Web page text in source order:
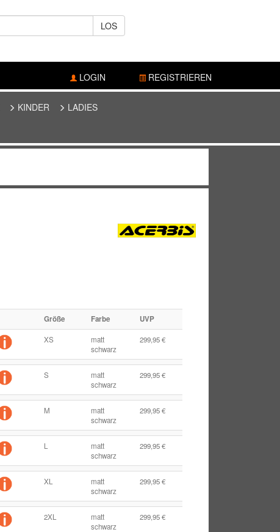
LOS
LOGIN REGISTRIEREN
KINDER LADIES
Größe Farbe UVP
XS
matt
schwarz
299,95 €
S
matt
schwarz
299,95 €
M
matt
schwarz
299,95 €
L
matt
schwarz
299,95 €
XL
matt
schwarz
299,95 €
2XL
matt
schwarz
299,95 €